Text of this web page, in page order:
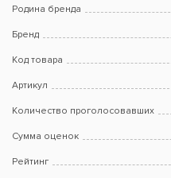
Родина бренда
Бренд
Код товара
Артикул
Количество проголосовавших
Сумма оценок
Рейтинг